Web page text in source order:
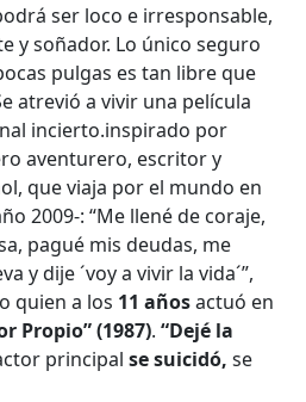
ser loco e irresponsable,
y soñador. Lo único seguro
pulgas es tan libre que
atrevió a vivir una película
incierto.inspirado por
aventurero, escritor y
que viaja por el mundo en
2009-: “Me llené de coraje,
pagué mis deudas, me
y dije ´voy a vivir la vida´”,
quien a los 11 añosactuó en
Propio” (1987).“Dejé la
principalse suicidó,se